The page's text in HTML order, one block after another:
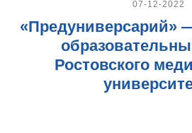
07-12-2022
«Предуниверсарий»
Ростовского